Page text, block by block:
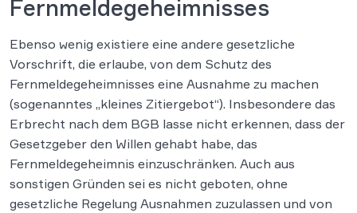
Fernmeldegeheimnisses
Ebenso wenig existiere eine andere gesetzliche
Vorschrift, die erlaube, von dem Schutz des
Fernmeldegeheimnisses eine Ausnahme zu machen
(sogenanntes „kleines Zitiergebot“). Insbesondere das
Erbrecht nach dem BGB lasse nicht erkennen, dass der
Gesetzgeber den Willen gehabt habe, das
Fernmeldegeheimnis einzuschränken. Auch aus
sonstigen Gründen sei es nicht geboten, ohne
gesetzliche Regelung Ausnahmen zuzulassen und von